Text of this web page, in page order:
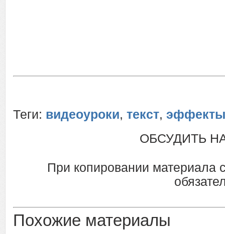
Теги: видеоуроки, текст, эффекты
ОБСУДИТЬ
При копировании материала
Похожие материалы